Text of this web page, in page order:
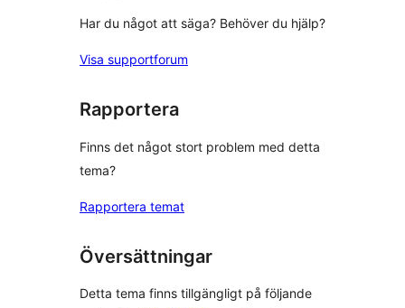
Har du något att säga? Behöver du hjälp?
Visa supportforum
Rapportera
Finns det något stort problem med detta
tema?
Rapportera temat
Översättningar
Detta tema finns tillgängligt på följande